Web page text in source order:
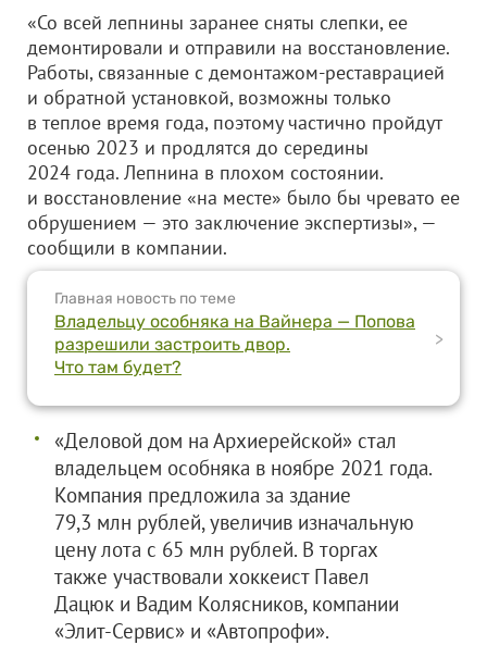
«Со всей лепнины заранее сняты слепки, ее
демонтировали и отправили на восстановление.
Работы, связанные с демонтажом-реставрацией
и обратной установкой, возможны только
в теплое время года, поэтому частично пройдут
осенью 2023 и продлятся до середины
2024 года. Лепнина в плохом состоянии.
и восстановление «на месте» было бы чревато ее
обрушением — это заключение экспертизы», —
сообщили в компании.
Главная новость по теме
Владельцу особняка на Вайнера — Попова
разрешили застроить двор.
Что там будет?
>
«Деловой дом на Архиерейской» стал
владельцем особняка в ноябре 2021 года.
Компания предложила за здание
79,3 млн рублей, увеличив изначальную
цену лота с 65 млн рублей. В торгах
также участвовали хоккеист Павел
Дацюк и Вадим Колясников, компании
«Элит-Сервис» и «Автопрофи».